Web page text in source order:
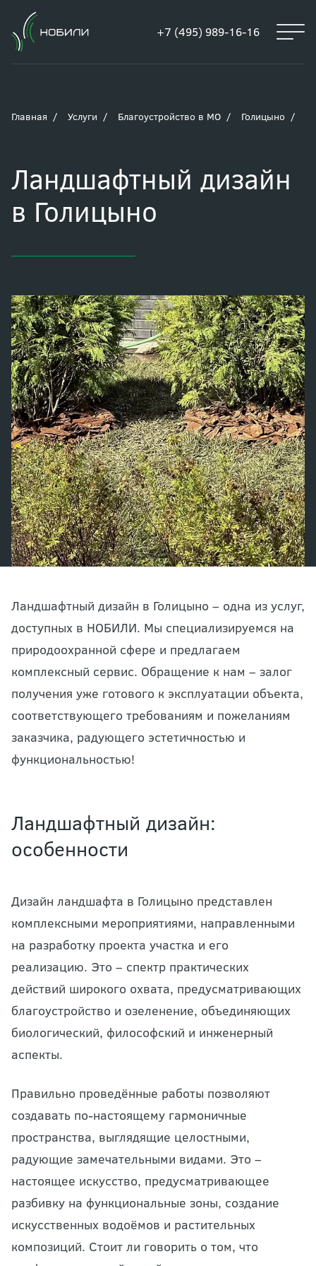
+7 (495) 989-16-16
Главная Услуги Благоустройство в МО Голицыно
Ландшафтный дизайн
в Голицыно
Ландшафтный дизайн в Голицыно – одна из услуг,
доступных в НОБИЛИ. Мы специализируемся на
природоохранной сфере и предлагаем
комплексный сервис. Обращение к нам – залог
получения уже готового к эксплуатации объекта,
соответствующего требованиям и пожеланиям
заказчика, радующего эстетичностью и
функциональностью!
Ландшафтный дизайн:
особенности
Дизайн ландшафта в Голицыно представлен
комплексными мероприятиями, направленными
на разработку проекта участка и его
реализацию. Это – спектр практических
действий широкого охвата, предусматривающих
благоустройство и озеленение, объединяющих
биологический, философский и инженерный
аспекты.
Правильно проведённые работы позволяют
создавать по-настоящему гармоничные
пространства, выглядящие целостными,
радующие замечательными видами. Это –
настоящее искусство, предусматривающее
разбивку на функциональные зоны, создание
искусственных водоёмов и растительных
композиций. Стоит ли говорить о том, что